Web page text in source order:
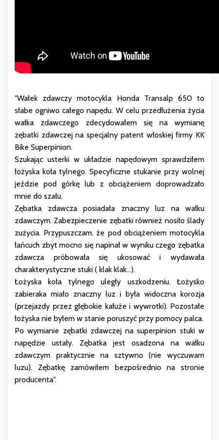
"Wałek zdawczy motocykla Honda Transalp 650 to
słabe ogniwo całego napędu. W celu przedłużenia życia
wałka zdawczego zdecydowałem się na wymianę
zębatki zdawczej na specjalny patent włoskiej firmy KK
Bike Superpinion.
Szukając usterki w układzie napędowym sprawdziłem
łożyska koła tylnego. Specyficzne stukanie przy wolnej
jeździe pod górkę lub z obciążeniem doprowadzało
mnie do szału.
Zębatka zdawcza posiadała znaczny luz na wałku
zdawczym. Zabezpieczenie zębatki również nosiło ślady
zużycia. Przypuszczam, że pod obciążeniem motocykla
łańcuch zbyt mocno się napinał w wyniku czego zębatka
zdawcza próbowała się ukosować i wydawała
charakterystyczne stuki ( klak klak...).
Łożyska koła tylnego uległy uszkodzeniu. Łożysko
zabieraka miało znaczny luz i była widoczna korozja
(przejazdy przez głębokie kałuże i wywrotki). Pozostałe
łożyska nie byłem w stanie poruszyć przy pomocy palca.
Po wymianie zębatki zdawczej na superpinion stuki w
napędzie ustały. Zębatka jest osadzona na wałku
zdawczym praktycznie na sztywno (nie wyczuwam
luzu). Zębatkę zamówiłem bezpośrednio na stronie
producenta".